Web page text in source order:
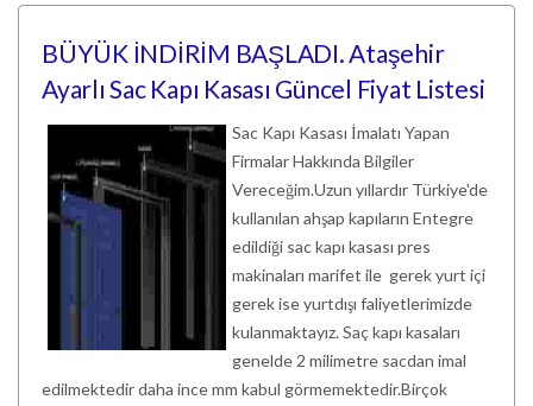
BÜYÜK İNDİRİM BAŞLADI. Ataşehir
Ayarlı Sac Kapı Kasası Güncel Fiyat Listesi
Sac Kapı Kasası İmalatı Yapan
Firmalar Hakkında Bilgiler
Vereceğim.Uzun yıllardır Türkiye'de
kullanılan ahşap kapıların Entegre
edildiği sac kapı kasası pres
makinaları marifet ile gerek yurt içi
gerek ise yurtdışı faliyetlerimizde
kulanmaktayız. Saç kapı kasaları
genelde 2 milimetre sacdan imal
edilmektedir daha ince mm kabul görmemektedir.Birçok